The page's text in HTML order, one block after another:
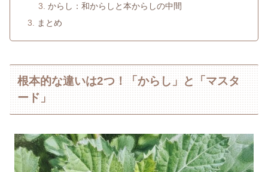
からし：和からしと本からしの中間
まとめ
根本的な違いは2つ！「からし」と「マスタ
ード」